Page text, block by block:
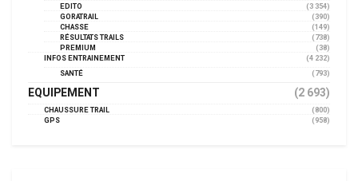
EDITO
(3 354)
GORATRAIL
(390)
CHASSE
(149)
RÉSULTATS TRAILS
(738)
PREMIUM
(38)
INFOS ENTRAINEMENT
(4 232)
SANTÉ
(793)
EQUIPEMENT (2 693)
CHAUSSURE TRAIL
(800)
GPS
(958)